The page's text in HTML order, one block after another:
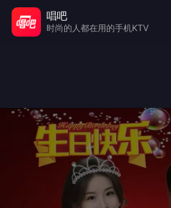
唱吧
时尚的人都在用的手机KTV